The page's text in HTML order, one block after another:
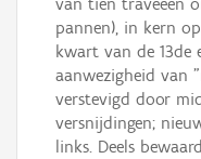
van tien traveeën
pannen), in kern
kwart van de 13de
aanwezigheid van
verstevigd door
versnijdingen;
links. Deels